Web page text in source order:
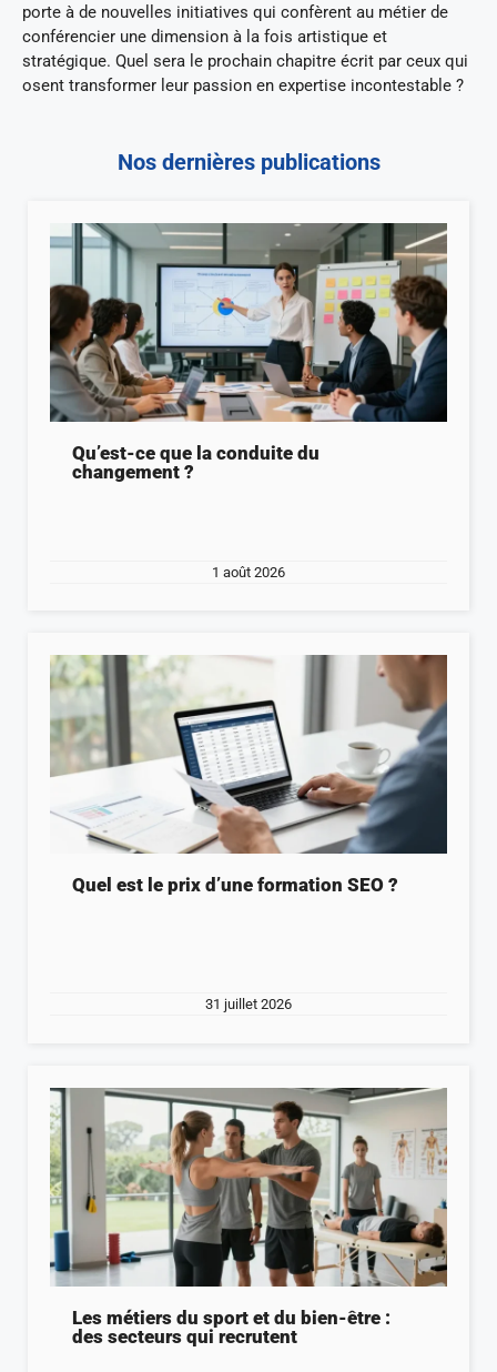
porte à de nouvelles initiatives qui confèrent au métier de
conférencier une dimension à la fois artistique et
stratégique. Quel sera le prochain chapitre écrit par ceux qui
osent transformer leur passion en expertise incontestable ?
Nos dernières publications
Qu’est-ce que la conduite du
changement ?
1 août 2026
Quel est le prix d’une formation SEO ?
31 juillet 2026
Les métiers du sport et du bien-être :
des secteurs qui recrutent